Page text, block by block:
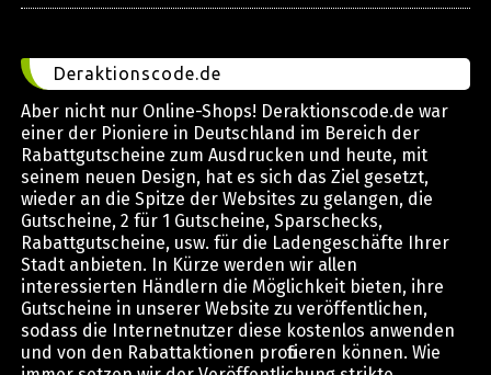
Deraktionscode.de
Aber nicht nur Online-Shops! Deraktionscode.de war
einer der Pioniere in Deutschland im Bereich der
Rabattgutscheine zum Ausdrucken und heute, mit
seinem neuen Design, hat es sich das Ziel gesetzt,
wieder an die Spitze der Websites zu gelangen, die
Gutscheine, 2 für 1 Gutscheine, Sparschecks,
Rabattgutscheine, usw. für die Ladengeschäfte Ihrer
Stadt anbieten. In Kürze werden wir allen
interessierten Händlern die Möglichkeit bieten, ihre
Gutscheine in unserer Website zu veröffentlichen,
sodass die Internetnutzer diese kostenlos anwenden
und von den Rabattaktionen profitieren können. Wie